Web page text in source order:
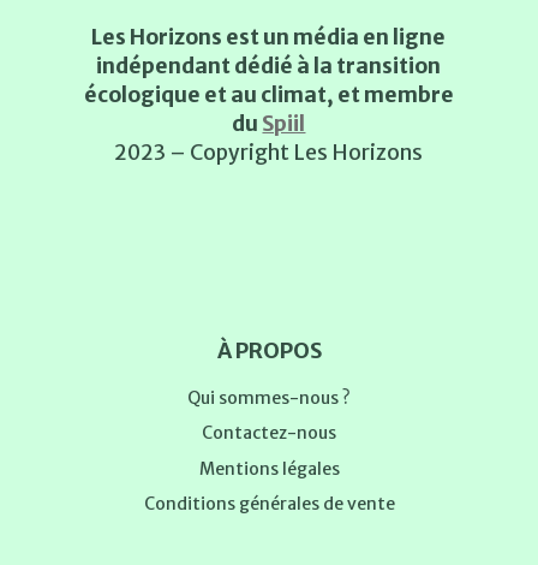
Les Horizons est un média en ligne
indépendant dédié à la transition
écologique et au climat, et membre
du Spiil
2023 – Copyright Les Horizons
À PROPOS
Qui sommes-nous ?
Contactez-nous
Mentions légales
Conditions générales de vente